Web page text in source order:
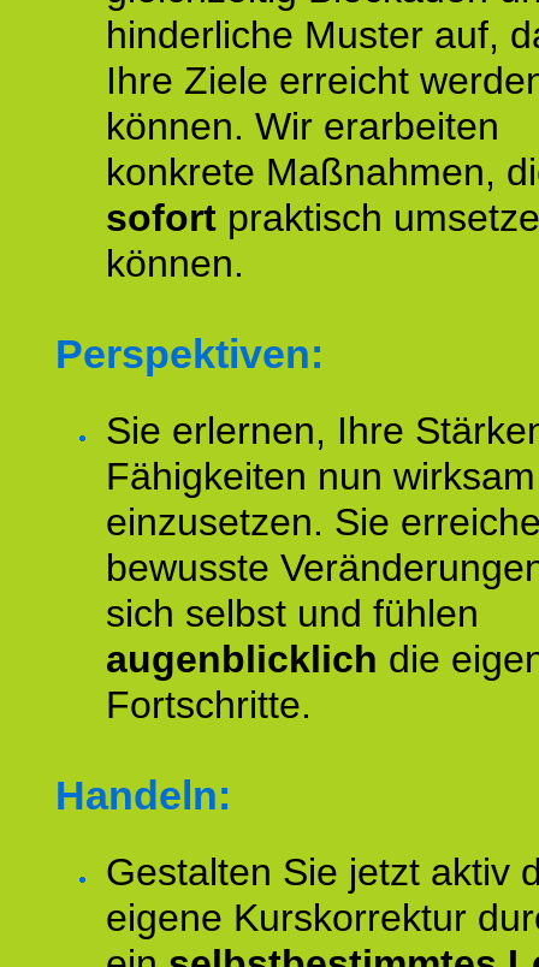
hinderliche Muster auf,
Ihre Ziele erreicht
können. Wir erarbeiten
konkrete Maßnahmen,
sofort praktisch
können.
Perspektiven:
Sie erlernen, Ihre
Fähigkeiten nun wirksam
einzusetzen. Sie
bewusste
sich selbst und fühlen
augenblicklich die
Fortschritte.
Handeln:
Gestalten Sie jetzt aktiv
eigene Kurskorrektur